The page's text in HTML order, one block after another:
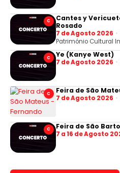
C
Cantes y
Rosado
7 de Agosto 2026
Património Cultural
C Ye (Kanye West)
7 de Agosto 2026
C Feira de São
7 de Agosto 2026
C Feira de São
7 a 16 de Agosto